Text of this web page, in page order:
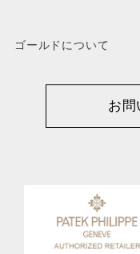
ゴールドについて
お問